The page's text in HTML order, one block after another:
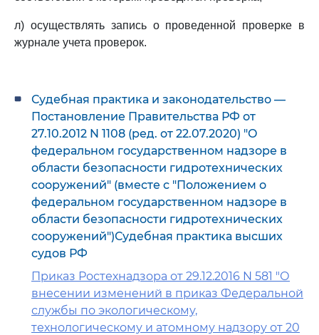
л) осуществлять запись о проведенной проверке в
журнале учета проверок.
Судебная практика и законодательство —
Постановление Правительства РФ от
27.10.2012 N 1108 (ред. от 22.07.2020) "О
федеральном государственном надзоре в
области безопасности гидротехнических
сооружений" (вместе с "Положением о
федеральном государственном надзоре в
области безопасности гидротехнических
сооружений")Судебная практика высших
судов РФ
Приказ Ростехнадзора от 29.12.2016 N 581 "О
внесении изменений в приказ Федеральной
службы по экологическому,
технологическому и атомному надзору от 20